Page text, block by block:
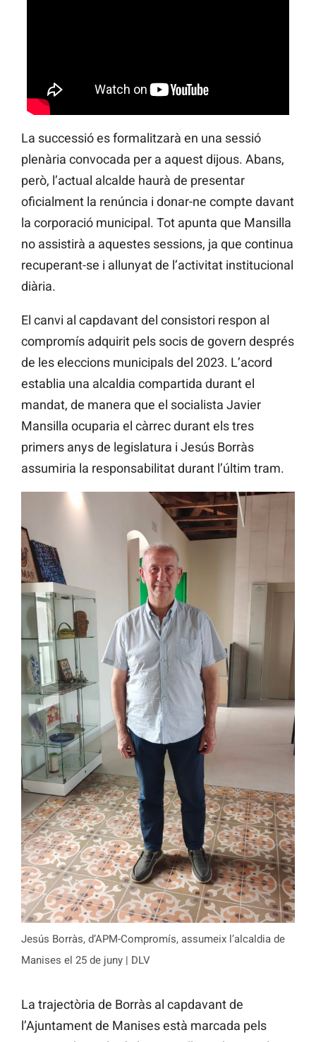
La successió es formalitzarà en una sessió
plenària convocada per a aquest dijous. Abans,
però, l’actual alcalde haurà de presentar
oficialment la renúncia i donar-ne compte davant
la corporació municipal. Tot apunta que Mansilla
no assistirà a aquestes sessions, ja que continua
recuperant-se i allunyat de l’activitat institucional
diària.
El canvi al capdavant del consistori respon al
compromís adquirit pels socis de govern després
de les eleccions municipals del 2023. L’acord
establia una alcaldia compartida durant el
mandat, de manera que el socialista Javier
Mansilla ocuparia el càrrec durant els tres
primers anys de legislatura i Jesús Borràs
assumiria la responsabilitat durant l’últim tram.
Jesús Borràs, d’APM-Compromís, assumeix l’alcaldia de
Manises el 25 de juny | DLV
La trajectòria de Borràs al capdavant de
l’Ajuntament de Manises està marcada pels